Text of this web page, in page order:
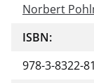
Norbert
ISBN:
978-3-8322-